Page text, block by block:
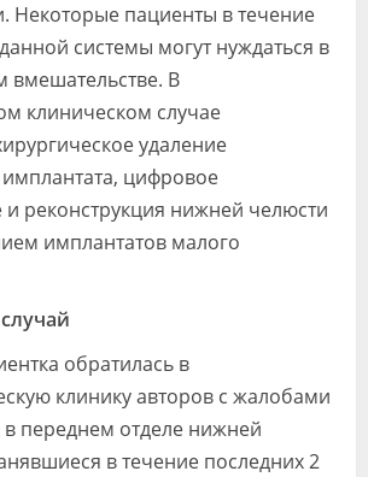
Некоторые пациенты в течение
системы могут нуждаться в
вмешательстве. В
клиническом случае
удаление
цифровое
реконструкция нижней челюсти
имплантатов малого
обратилась в
клинику авторов с жалобами
в переднем отделе нижней
в течение последних 2